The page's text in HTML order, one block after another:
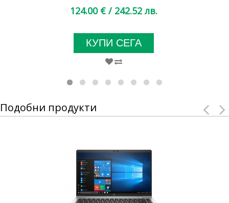
124.00 € / 242.52 лв.
КУПИ СЕГА
Подобни продукти